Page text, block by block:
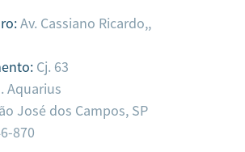
Av. Cassiano Ricardo,,
Cj. 63
Aquarius
José dos Campos, SP
870